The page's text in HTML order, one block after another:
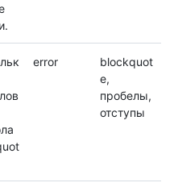
error
blockquot
e,
пробелы,
отступы